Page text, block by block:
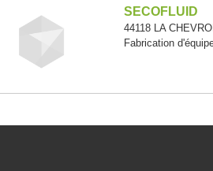
SECOFLUID
44118 LA
Fabrication